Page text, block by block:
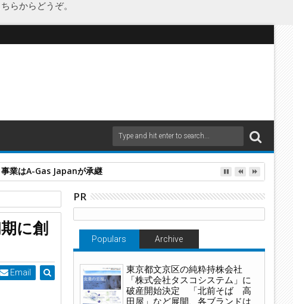
らからどうぞ。
業はA-Gas Japanが承継
会
の経営会社
に創
Email
PR
Populars Archive
東京都文京区の純粋持株会社
「株式会社タスコシステム」に
破産開始決定 「北前そば 高
田屋」など展開、各ブランドは